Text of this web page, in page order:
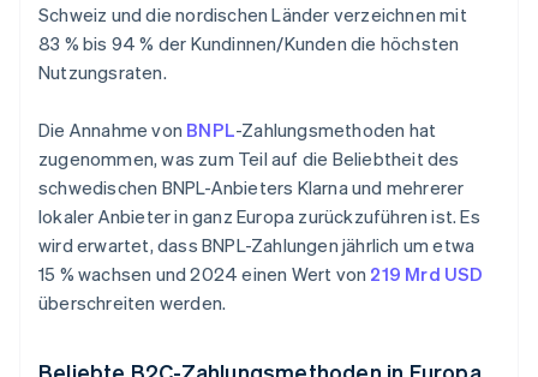
Schweiz und die nordischen Länder verzeichnen mit
83 % bis 94 % der Kundinnen/Kunden die höchsten
Nutzungsraten.
Die Annahme von BNPL-Zahlungsmethoden hat
zugenommen, was zum Teil auf die Beliebtheit des
schwedischen BNPL-Anbieters Klarna und mehrerer
lokaler Anbieter in ganz Europa zurückzuführen ist. Es
wird erwartet, dass BNPL-Zahlungen jährlich um etwa
15 % wachsen und 2024 einen Wert von 219 Mrd USD
überschreiten werden.